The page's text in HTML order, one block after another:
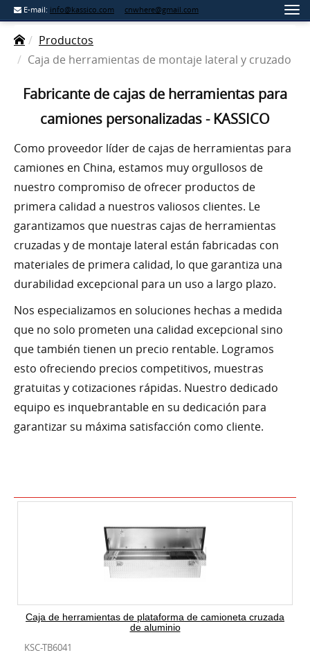
E-mail: info@kassico.com cnwhere@gmail.com
Productos
Caja de herramientas de montaje lateral y cruzado
Fabricante de cajas de herramientas para
camiones personalizadas - KASSICO
Como proveedor líder de cajas de herramientas para
camiones en China, estamos muy orgullosos de
nuestro compromiso de ofrecer productos de
primera calidad a nuestros valiosos clientes. Le
garantizamos que nuestras cajas de herramientas
cruzadas y de montaje lateral están fabricadas con
materiales de primera calidad, lo que garantiza una
durabilidad excepcional para un uso a largo plazo.
Nos especializamos en soluciones hechas a medida
que no solo prometen una calidad excepcional sino
que también tienen un precio rentable. Logramos
esto ofreciendo precios competitivos, muestras
gratuitas y cotizaciones rápidas. Nuestro dedicado
equipo es inquebrantable en su dedicación para
garantizar su máxima satisfacción como cliente.
Caja de herramientas de plataforma de camioneta cruzada
de aluminio
KSC-TB6041